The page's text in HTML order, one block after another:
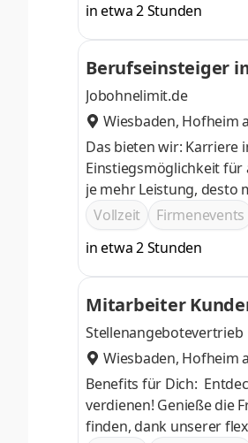
in etwa 2 Stunden
Jobohnelimit.de
Wiesbaden, Hofheim
Das bieten wir: Karriere
Einstiegsmöglichkeit für alle,
je mehr Leistung, desto mehr Verdienst Networking-Möglichkeiten
Vollzeit Firmenevents
in etwa 2 Stunden
Mitarbeiter
Stellenangebotevertrieb
Wiesbaden, Hofheim
Benefits für Dich: Entdecke ein attraktives Vergütungsmodell, das Dir die Möglichkeit bietet, überdurchschnittlich zu
verdienen! Genieße die Freiheit, Deinen Arbeitsalltag eigenständig zu planen und die perfekte Work-Life-Balance zu
finden, dank unserer flexiblen Strukturen! Erfahre echte